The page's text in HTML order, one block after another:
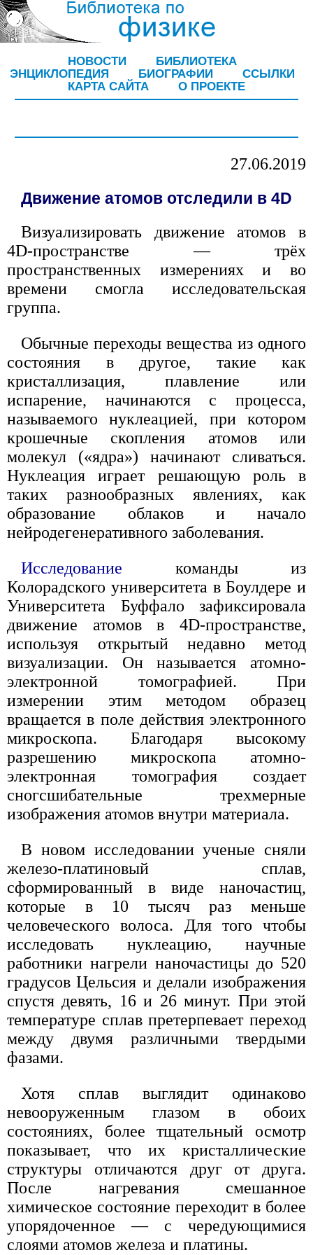
НОВОСТИ
БИБЛИОТЕКА
ЭНЦИКЛОПЕДИЯ
БИОГРАФИИ
ССЫЛКИ
КАРТА САЙТА
О ПРОЕКТЕ
27.06.2019
Движение атомов отследили в 4D
Визуализировать движение атомов в
4D-пространстве — трёх
пространственных измерениях и во
времени смогла исследовательская
группа.
Обычные переходы вещества из одного
состояния в другое, такие как
кристаллизация, плавление или
испарение, начинаются с процесса,
называемого нуклеацией, при котором
крошечные скопления атомов или
молекул («ядра») начинают сливаться.
Нуклеация играет решающую роль в
таких разнообразных явлениях, как
образование облаков и начало
нейродегенеративного заболевания.
Исследование команды из
Колорадского университета в Боулдере и
Университета Буффало зафиксировала
движение атомов в 4D-пространстве,
используя открытый недавно метод
визуализации. Он называется атомно-
электронной томографией. При
измерении этим методом образец
вращается в поле действия электронного
микроскопа. Благодаря высокому
разрешению микроскопа атомно-
электронная томография создает
сногсшибательные трехмерные
изображения атомов внутри материала.
В новом исследовании ученые сняли
железо-платиновый сплав,
сформированный в виде наночастиц,
которые в 10 тысяч раз меньше
человеческого волоса. Для того чтобы
исследовать нуклеацию, научные
работники нагрели наночастицы до 520
градусов Цельсия и делали изображения
спустя девять, 16 и 26 минут. При этой
температуре сплав претерпевает переход
между двумя различными твердыми
фазами.
Хотя сплав выглядит одинаково
невооруженным глазом в обоих
состояниях, более тщательный осмотр
показывает, что их кристаллические
структуры отличаются друг от друга.
После нагревания смешанное
химическое состояние переходит в более
упорядоченное — с чередующимися
слоями атомов железа и платины.